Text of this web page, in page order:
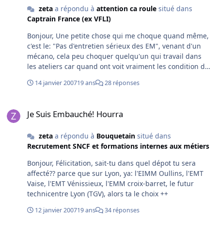
zetaa répondu à attention ca roulesitué dans
Captrain France (ex VFLI)
Bonjour, Une petite chose qui me choque quand même,
c'est le: "Pas d'entretien sérieux des EM", venant d'un
mécano, cela peu choquer quelqu'un qui travail dans
les ateliers car quand ont voit vraiment les condition de
vous pleindre en tant que roulant, parce que pour la
remarque mon cher aigleroyal. au revoir PS: je suis pour
14 janvier 200719 ans 28 réponses
Je Suis Embauché! Hourra
zetaa répondu à Bouquetainsitué dans
Recrutement SNCF et formations internes aux métiers
Bonjour, Félicitation, sait-tu dans quel dépot tu sera
affecté?? parce que sur Lyon, ya: l'EIMM Oullins, l'EMT
Vaise, l'EMT Vénissieux, l'EMM croix-barret, le futur
technicentre Lyon (TGV), alors ta le choix ++
12 janvier 200719 ans 34 réponses